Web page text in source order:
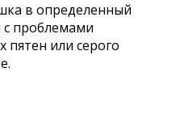
в определенный
с проблемами
пятен или серого